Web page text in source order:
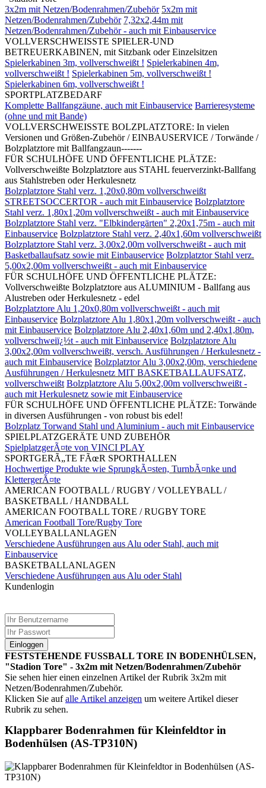
3x2m mit Netzen/Bodenrahmen/Zubehör 5x2m mit
Netzen/Bodenrahmen/Zubehör 7,32x2,44m mit
Netzen/Bodenrahmen/Zubehör - auch mit Einbauservice
VOLLVERSCHWEISSTE SPIELER-UND
BETREUERKABINEN, mit Sitzbank oder Einzelsitzen
Spielerkabinen 3m, vollverschweißt ! Spielerkabinen 4m,
vollverschweißt ! Spielerkabinen 5m, vollverschweißt !
Spielerkabinen 6m, vollverschweißt !
SPORTPLATZBEDARF
Komplette Ballfangzäune, auch mit Einbauservice Barrieresysteme
(ohne und mit Bande)
VOLLVERSCHWEISSTE BOLZPLATZTORE: In vielen
Versionen und Größen-Zubehör / EINBAUSERVICE / Torwände /
Bolzplatztore mit Ballfangzaun-------
FÜR SCHULHÖFE UND ÖFFENTLICHE PLÄTZE:
Vollverschweißte Bolzplatztore aus STAHL feuerverzinkt-Ballfang
aus Stahlstreben oder Herkulesnetz
Bolzplatztore Stahl verz. 1,20x0,80m vollverschweißt
STREETSOCCERTOR - auch mit Einbauservice Bolzplatztore
Stahl verz. 1,80x1,20m vollverschweißt - auch mit Einbauservice
Bolzplatztore Stahl verz. "Elbkindergärten" 2,20x1,75m - auch mit
Einbauservice Bolzplatztore Stahl verz. 2,40x1,60m vollverschweißt
Bolzplatztore Stahl verz. 3,00x2,00m vollverschweißt - auch mit
Basketballaufsatz sowie mit Einbauservice Bolzplatztor Stahl verz.
5,00x2,00m vollverschweißt - auch mit Einbauservice
FÜR SCHULHÖFE UND ÖFFENTLICHE PLÄTZE:
Vollverschweißte Bolzplatztore aus ALUMINIUM - Ballfang aus
Alustreben oder Herkulesnetz - edel
Bolzplatztore Alu 1,20x0,80m vollverschweißt - auch mit
Einbauservice Bolzplatztore Alu 1,80x1,20m vollverschweißt - auch
mit Einbauservice Bolzplatztore Alu 2,40x1,60m und 2,40x1,80m,
vollverschweiï¿½t - auch mit Einbauservice Bolzplatztore Alu
3,00x2,00m vollverschweißt, versch. Ausführungen / Herkulesnetz -
auch mit Einbauservice Bolzplatztor Alu 3,00x2,00m, verschiedene
Ausführungen / Herkulesnetz MIT BASKETBALLAUFSATZ,
vollverschweißt Bolzplatztore Alu 5,00x2,00m vollverschweißt -
auch mit Herkulesnetz sowie mit Einbauservice
FÜR SCHULHÖFE UND ÖFFENTLICHE PLÄTZE: Torwände
in diversen Ausführungen - von robust bis edel!
Bolzplatz Torwand Stahl und Aluminium - auch mit Einbauservice
SPIELPLATZGERÄTE UND ZUBEHÖR
SpielplatzgerÃ¤te von VINCI PLAY
SPORTGERÃ„TE FÃœR SPORTHALLEN
Hochwertige Produkte wie SprungkÃ¤sten, TurnbÃ¤nke und
KlettergerÃ¤te
AMERICAN FOOTBALL / RUGBY / VOLLEYBALL /
BASKETBALL / HANDBALL
AMERICAN FOOTBALL TORE / RUGBY TORE
American Football Tore/Rugby Tore
VOLLEYBALLANLAGEN
Verschiedene Ausführungen aus Alu oder Stahl, auch mit
Einbauservice
BASKETBALLANLAGEN
Verschiedene Ausführungen aus Alu oder Stahl
Kundenlogin
Einloggen
FESTSTEHENDE FUSSBALL TORE IN BODENHÜLSEN,
"Stadion Tore" - 3x2m mit Netzen/Bodenrahmen/Zubehör
Sie sehen hier einen einzelnen Artikel der Rubrik 3x2m mit
Netzen/Bodenrahmen/Zubehör.
Klicken Sie aufalle Artikel anzeigen um weitere Artikel dieser
Rubrik zu sehen.
Klappbarer Bodenrahmen für Kleinfeldtor in
Bodenhülsen (AS-TP310N)